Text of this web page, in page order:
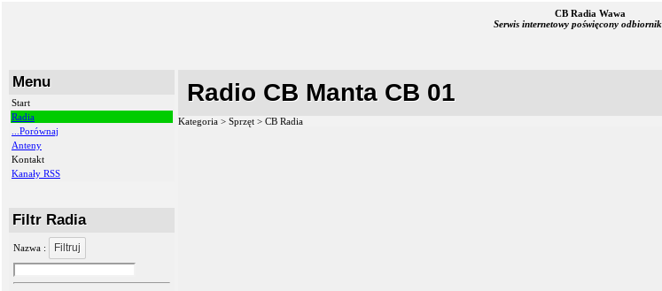
CB Radia Wawa
Serwis internetowy poświęcony
Menu
Start
Radia
...Porównaj
Anteny
Kontakt
Kanały RSS
Filtr Radia
Nazwa : Filtruj
Radio CB Manta CB 01
Kategoria > Sprzęt > CB Radia